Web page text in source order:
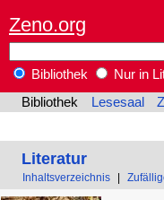
Zeno.org
Bibliothek
Nur in
Bibliothek
Lesesaal
Literatur
Inhaltsverzeichnis